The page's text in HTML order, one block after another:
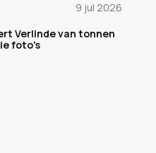
9 jul 2026
Verlinde van tonnen
foto's